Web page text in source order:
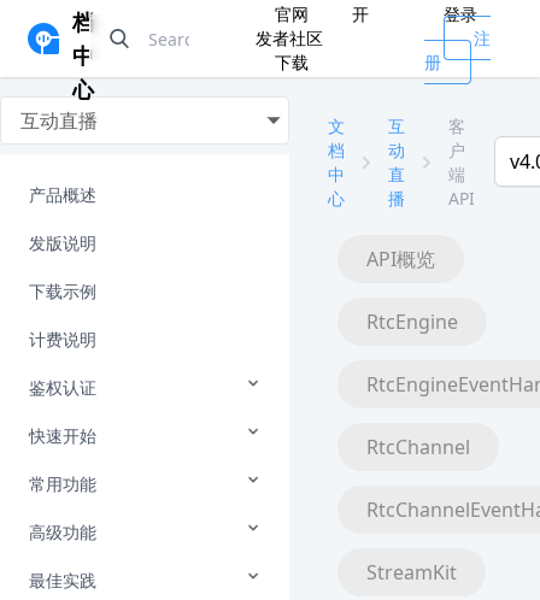
档
中
心
官网
开
发者社区
下载
登录
注
册
互动直播
产品概述
发版说明
下载示例
计费说明
鉴权认证
快速开始
常用功能
高级功能
最佳实践
文
档
中
心
互
动
直
播
客
户
端
API
API概览
RtcEngine
RtcChannel
StreamKit